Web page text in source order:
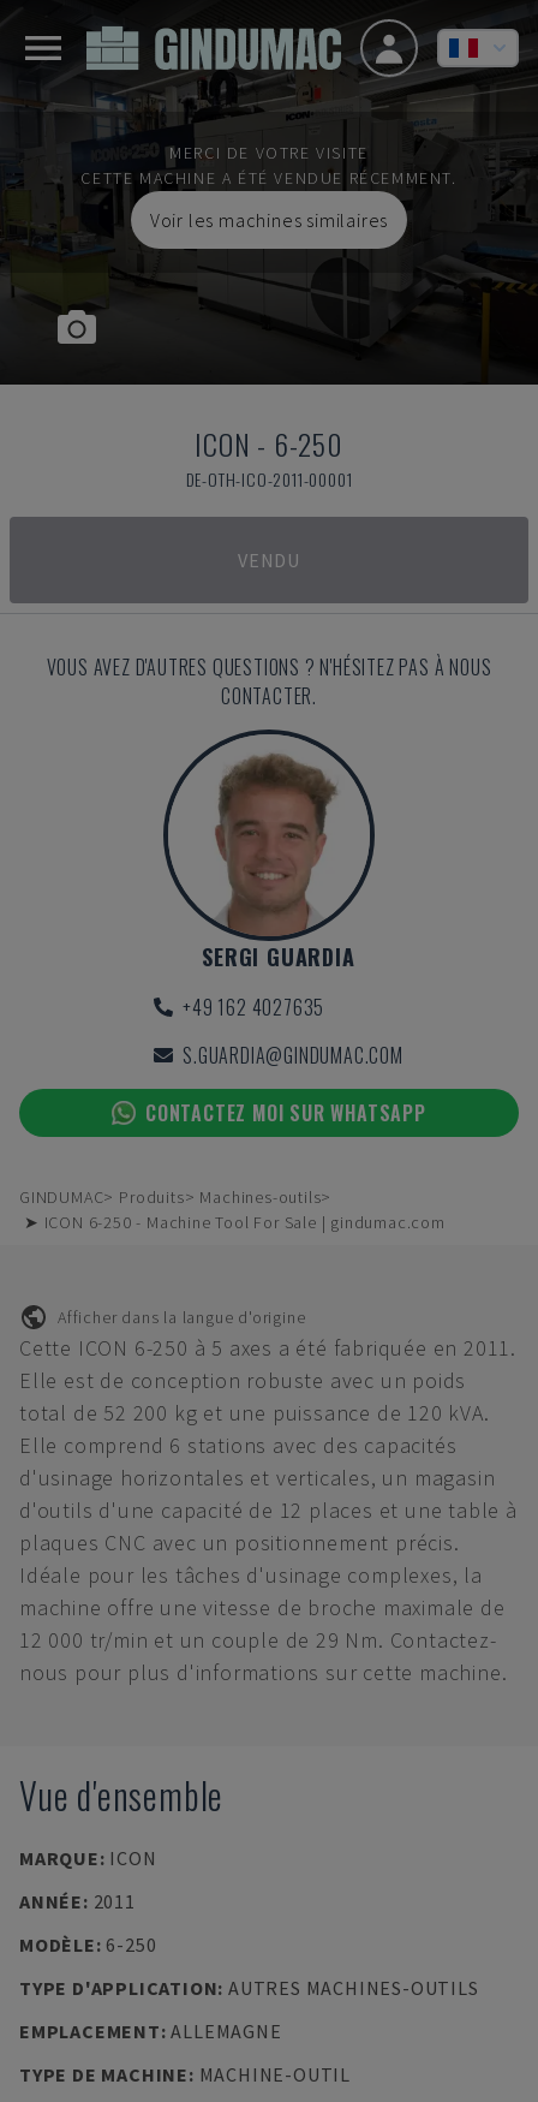
MERCI DE VOTRE VISITE
CETTE MACHINE A ÉTÉ VENDUE RÉCEMMENT.
Voir les machines similaires
ICON - 6-250
DE-OTH-ICO-2011-00001
VENDU
VOUS AVEZ D'AUTRES QUESTIONS ? N'HÉSITEZ PAS À NOUS
CONTACTER.
SERGI GUARDIA
+49 162 4027635
S.GUARDIA@GINDUMAC.COM
CONTACTEZ MOI SUR WHATSAPP
GINDUMAC Produits
Machines-outils
➤ ICON 6-250 - Machine Tool For Sale | gindumac.com
Afficher dans la langue d'origine
Cette ICON 6-250 à 5 axes a été fabriquée en 2011.
Elle est de conception robuste avec un poids
total de 52 200 kg et une puissance de 120 kVA.
Elle comprend 6 stations avec des capacités
d'usinage horizontales et verticales, un magasin
d'outils d'une capacité de 12 places et une table à
plaques CNC avec un positionnement précis.
Idéale pour les tâches d'usinage complexes, la
machine offre une vitesse de broche maximale de
12 000 tr/min et un couple de 29 Nm. Contactez-
nous pour plus d'informations sur cette machine.
Vue d'ensemble
MARQUE: ICON
ANNÉE: 2011
MODÈLE: 6-250
TYPE D'APPLICATION: AUTRES MACHINES-OUTILS
EMPLACEMENT:ALLEMAGNE
TYPE DE MACHINE: MACHINE-OUTIL